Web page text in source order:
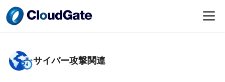
サイバー攻撃関連